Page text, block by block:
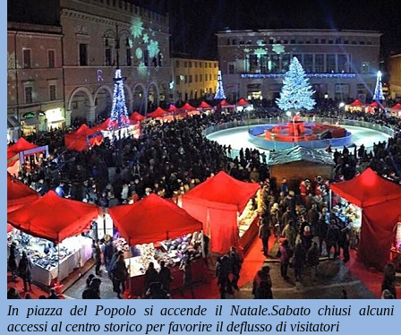
In piazza del Popolo si accende il Natale.Sabato chiusi alcuni
accessi al centro storico per favorire il deflusso di visitatori